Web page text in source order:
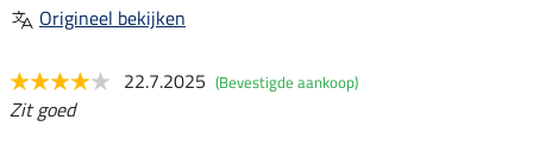
Origineel bekijken
22.7.2025 (Bevestigde aankoop)
Zit goed